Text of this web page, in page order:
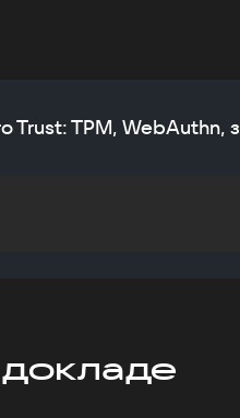
Trust: TPM, WebAuthn,